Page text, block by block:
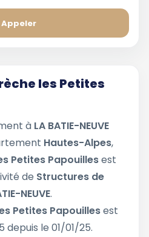
Appeler
les Petites
à LA BATIE-NEUVE
Hautes-Alpes,
Petites Papouillesest
de Structures de
NEUVE.
Petites Papouillesest
le 01/01/25.